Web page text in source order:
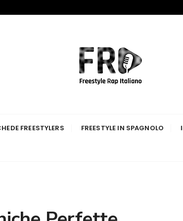
Italiano
FREESTYLERS FREESTYLE IN SPAGNOLO